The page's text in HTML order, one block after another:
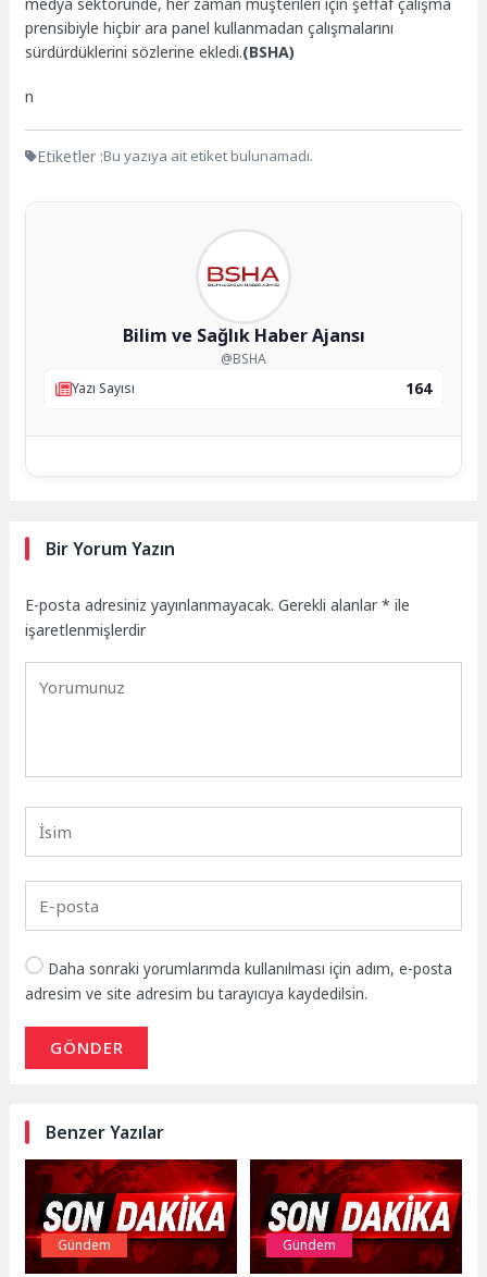
prensibiyle hiçbir ara panel kullanmadan çalışmalarını
sürdürdüklerini sözlerine ekledi.(BSHA)
n
Etiketler :Bu yazıya ait etiket bulunamadı.
Bilim ve Sağlık Haber Ajansı
@BSHA
Yazı Sayısı
164
Bir Yorum Yazın
E-posta adresiniz yayınlanmayacak. Gerekli alanlar* ile
işaretlenmişlerdir
Daha sonraki yorumlarımda kullanılması için adım, e-posta
adresim ve site adresim bu tarayıcıya kaydedilsin.
GÖNDER
Benzer Yazılar
Gündem Gündem